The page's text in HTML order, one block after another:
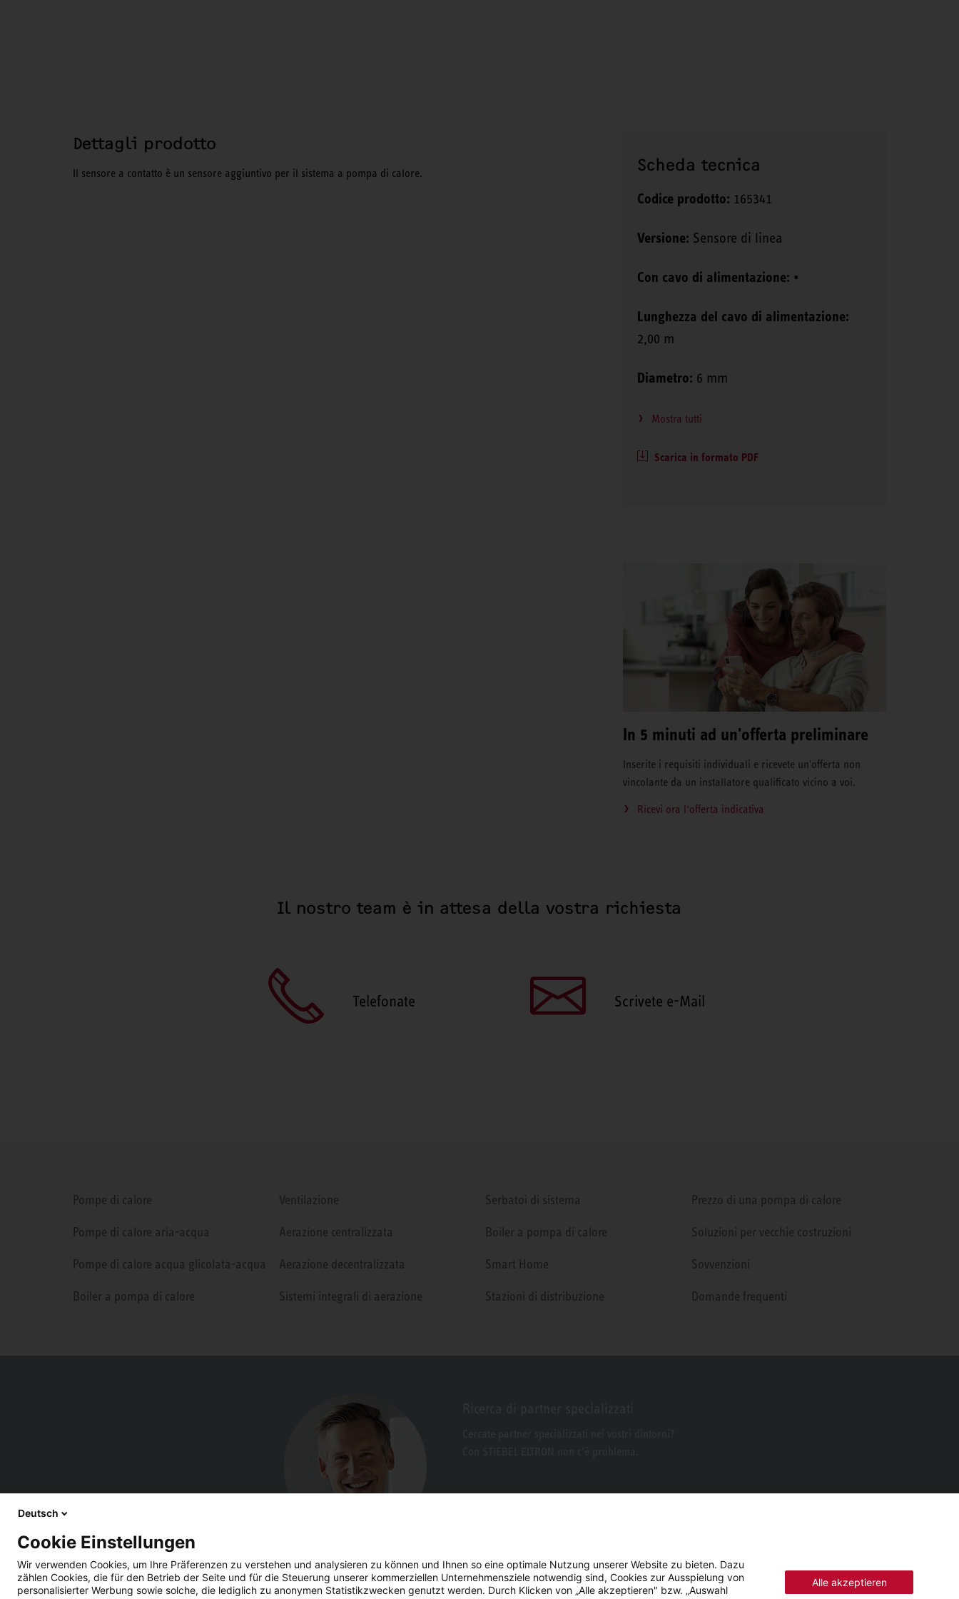
Dettagli prodotto
Il sensore a contatto è un sensore aggiuntivo per il sistema a pompa di calore. Scheda tecnica
Codice prodotto: 165341
Versione: Sensore di linea
Con cavo di alimentazione: •
Lunghezza del cavo di alimentazione:
2,00 m
Diametro: 6 mm
Mostra tutti
Scarica in formato PDF
In 5 minuti ad un'offerta preliminare
Inserite i requisiti individuali e ricevete un'offerta non
vincolante da un installatore qualificato vicino a voi.
Ricevi ora l‘offerta indicativa
Il nostro team è in attesa della vostra richiesta
Telefonate Scrivete e-Mail
Pompe di calore
Pompe di calore aria-acqua
Pompe di calore acqua glicolata-acqua
Boiler a pompa di calore
Ventilazione
Aerazione centralizzata
Aerazione decentralizzata
Sistemi integrali di aerazione
Serbatoi di sistema
Boiler a pompa di calore
Smart Home
Stazioni di distribuzione
Prezzo di una pompa di calore
Soluzioni per vecchie costruzioni
Sovvenzioni
Domande frequenti
Deutsch
Cookie Einstellungen
Wir verwenden Cookies, um Ihre Präferenzen zu verstehen und analysieren zu können und Ihnen so eine optimale Nutzung unserer Website zu bieten. Dazu
zählen Cookies, die für den Betrieb der Seite und für die Steuerung unserer kommerziellen Unternehmensziele notwendig sind, Cookies zur Ausspielung von
personalisierter Werbung sowie solche, die lediglich zu anonymen Statistikzwecken genutzt werden. Durch Klicken von „Alle akzeptieren" bzw. „Auswahl
Alle akzeptieren